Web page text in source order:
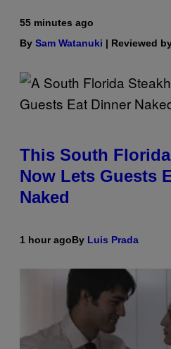
55 minutes ago
By Sam Watanuki | Reviewed
This South
Now Lets Guests
Naked
1 hour agoBy Luis Prada